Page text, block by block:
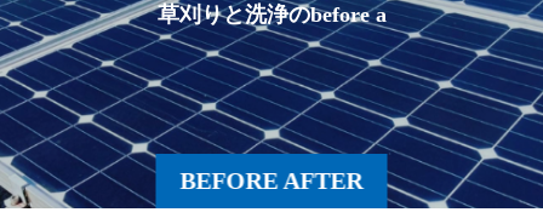
BEFORE AFTER
草刈りと洗浄のbefore afte r